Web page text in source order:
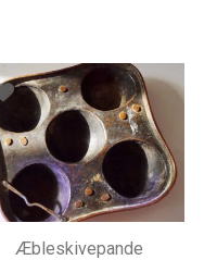
Æbleskivepande